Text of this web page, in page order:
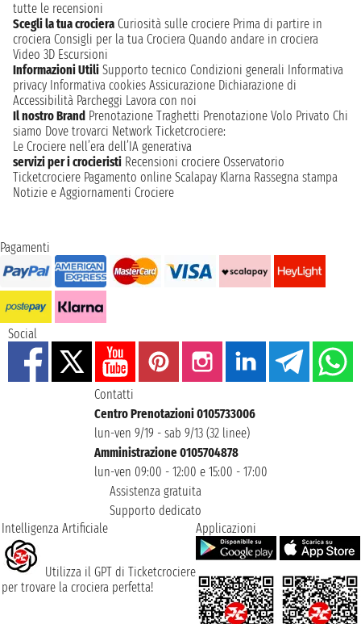
tutte le recensioni
Scegli la tua crociera Curiosità sulle crociere Prima di partire in
crociera Consigli per la tua Crociera Quando andare in crociera
Video 3D Escursioni
Informazioni Utili Supporto tecnico Condizioni generali Informativa
privacy Informativa cookies Assicurazione Dichiarazione di
Accessibilità Parcheggi Lavora con noi
Il nostro Brand Prenotazione Traghetti Prenotazione Volo Privato Chi
siamo Dove trovarci Network Ticketcrociere:
Le Crociere nell’era dell’IA generativa
servizi per i crocieristi Recensioni crociere Osservatorio
Ticketcrociere Pagamento online Scalapay Klarna Rassegna stampa
Notizie e Aggiornamenti Crociere
Pagamenti
Social
Contatti
Centro Prenotazioni 0105733006
lun-ven 9/19 - sab 9/13 (32 linee)
Amministrazione 0105704878
lun-ven 09:00 - 12:00 e 15:00 - 17:00
Assistenza gratuita
Supporto dedicato
Intelligenza Artificiale
Utilizza il GPT di Ticketcrociere
per trovare la crociera perfetta!
Applicazioni